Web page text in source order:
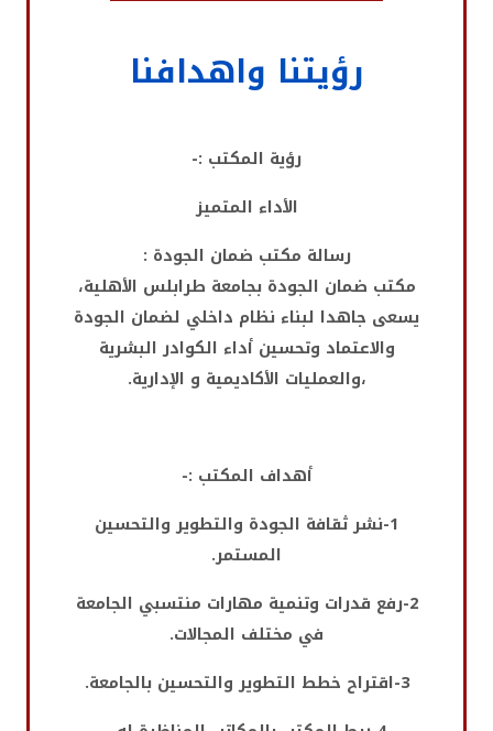
رؤيتنا واهدافنا
رؤية المكتب :-
الأداء المتميز
رسالة مكتب ضمان الجودة :
مكتب ضمان الجودة بجامعة طرابلس الأهلية،
يسعى جاهدا لبناء نظام داخلي لضمان الجودة
والاعتماد وتحسين أداء الكوادر البشرية
،والعمليات الأكاديمية و الإدارية.
أهداف المكتب :-
1-نشر ثقافة الجودة والتطوير والتحسين
المستمر.
2-رفع قدرات وتنمية مهارات منتسبي الجامعة
في مختلف المجالات.
3-اقتراح خطط التطوير والتحسين بالجامعة.